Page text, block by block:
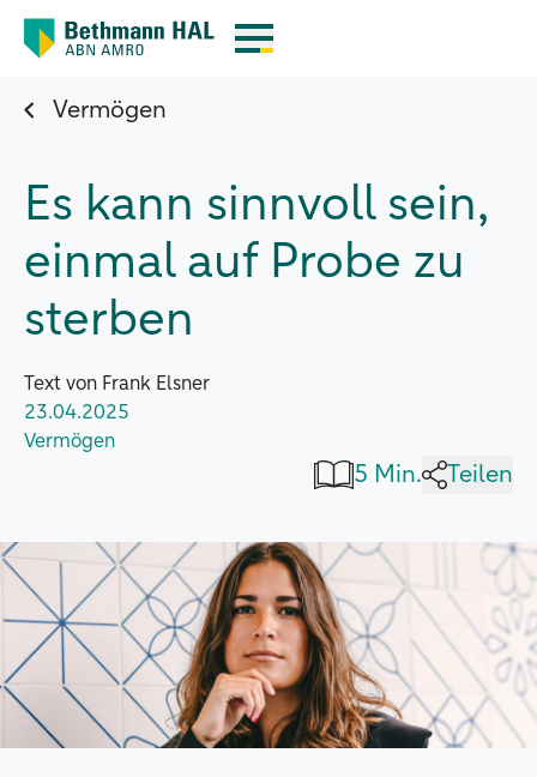
Vermögen
Es kann sinnvoll sein,
einmal auf Probe zu
sterben
Text von Frank Elsner
23.04.2025
Vermögen
5 Min. Teilen